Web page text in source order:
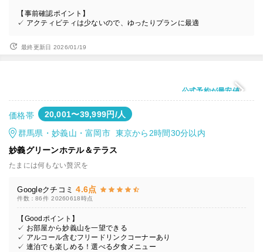
【事前確認ポイント】
✓ アクティビティは少ないので、ゆったりプランに最適
最終更新日 2026/01/19
公式予約が最安値
価格帯 20,001〜39,999円/人
群馬県・妙義山・富岡市 東京から2時間30分以内
妙義グリーンホテル＆テラス
たまには何もない贅沢を
Googleクチコミ 4.6点
件数：86件 20260618時点
【Goodポイント】
✓ お部屋から妙義山を一望できる
✓ アルコール含むフリードリンクコーナーあり
✓ 連泊でも楽しめる！選べる夕食メニュー